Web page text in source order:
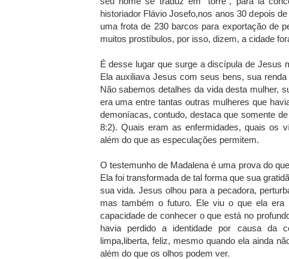
historiador Flávio Josefo,nos anos 30 depois
uma frota de 230 barcos para exportação de
muitos prostíbulos, por isso, dizem, a cidade
É desse lugar que surge a discípula de Jesus
Ela auxiliava Jesus com seus bens, sua
Não sabemos detalhes da vida desta mulher,
era uma entre tantas outras mulheres que
demoníacas, contudo, destaca que somente
8:2). Quais eram as enfermidades, quais os
além do que as especulações permitem.
O testemunho de Madalena é uma prova do
Ela foi transformada de tal forma que sua
sua vida. Jesus olhou para a pecadora,
mas também o futuro. Ele viu o que ela
capacidade de conhecer o que está no
havia perdido a identidade por causa da
limpa,liberta, feliz, mesmo quando ela ainda
além do que os olhos podem ver.